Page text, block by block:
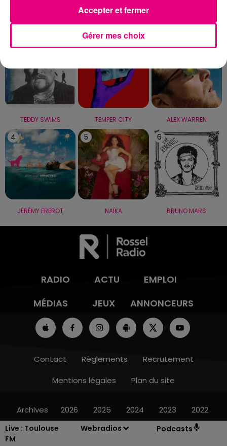
Live : Toulouse
FM
Webradios Podcasts
LE TOP
1
TEDDY SWIMS
2
TEMPER CITY
3
ALEX WARREN
4
JÉRÉMY FREROT
5
NAÏKA
6
BRUNO MARS
RADIO ACTU
EMPLOI
MÉDIAS
JEUX ANNONCEURS
Contact Règlements
Recrutement
Mentions légales
Plan du site
Archives 2026 2025 2024 2023 2022
Gérer mes choix
Accepter et fermer